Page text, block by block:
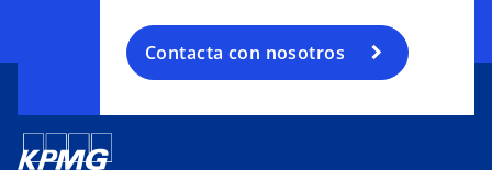
Contacta con nosotros